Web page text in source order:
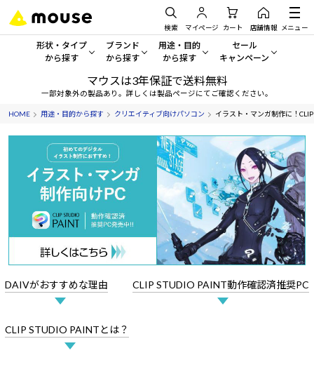
検索 マイページ カート 店舗情報 メニュー
形状・タイプ
から探す
形状・タイプから探す をすべてみる
デスクトップPC
ノートPC
タブレット
サーバー
ワークステーション
ディスプレイ
ブランド
から探す
mouse
G TUNE
NEXTGEAR
DAIV
MousePro
iiyama
Windows 11|Copilot+ PC
用途・目的
から探す
一般向けパソコン
ゲーミングPC・ゲーム向けパソコン
クリエイティブ向け
ビジネス向けパソコン
学習向けパソコン
スペック/パーツ別
AIおすすめパソコン
セール
キャンペーン
セール・キャンペー
期間限定セール
アウトレットパソコン
すべて新品の旧モデル製品
おすすめ目玉パソコン
今イチオシのパソコンをピ
Windows 11|Copilot+ PC
マウスは3年保証で送料無料
一部対象外の製品あり。詳しくは製品ページにてご確認ください。
HOME 用途・目的から探す クリエイティブ向けパソコン イラスト・マンガ制作に！
DAIVがおすすめな理由 CLIP STUDIO PAINT動作確認済推奨PC
CLIP STUDIO PAINTとは？